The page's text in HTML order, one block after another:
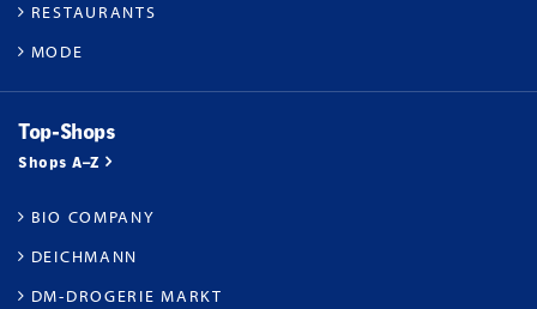
RESTAURANTS
MODE
Top-Shops
Shops A–Z
BIO COMPANY
DEICHMANN
DM-DROGERIE MARKT